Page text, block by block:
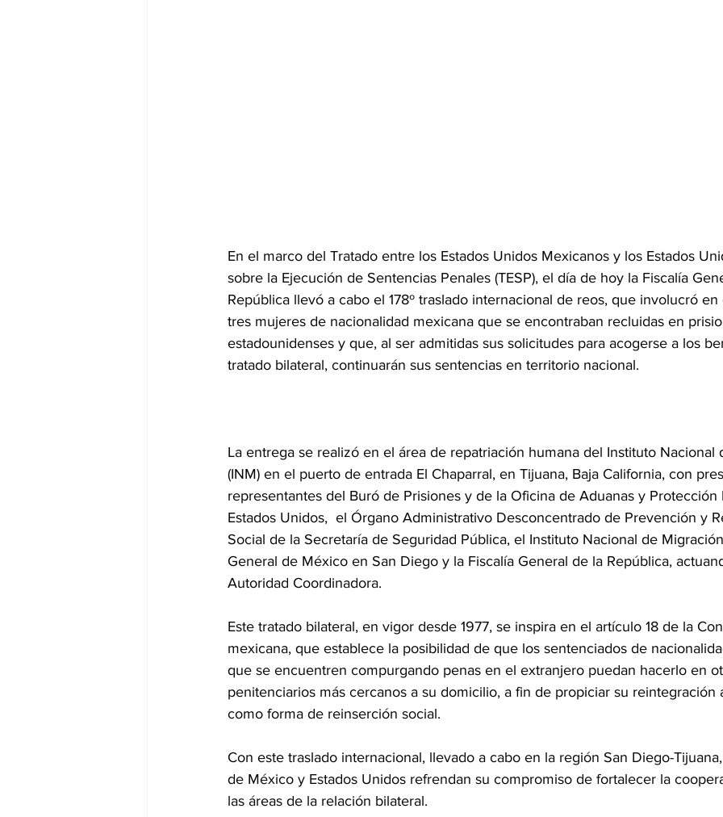
En el marco del Tratado entre los Estados Unidos Mexicanos y los Estados
sobre la Ejecución de Sentencias Penales (TESP), el día de hoy la Fiscalía
República llevó a cabo el 178º traslado internacional de reos, que involucró en
tres mujeres de nacionalidad mexicana que se encontraban recluidas en
estadounidenses y que, al ser admitidas sus solicitudes para acogerse a los
tratado bilateral, continuarán sus sentencias en territorio nacional.
La entrega se realizó en el área de repatriación humana del Instituto Nacional
(INM) en el puerto de entrada El Chaparral, en Tijuana, Baja California, con
representantes del Buró de Prisiones y de la Oficina de Aduanas y Protección
Estados Unidos,  el Órgano Administrativo Desconcentrado de Prevención y
Social de la Secretaría de Seguridad Pública, el Instituto Nacional de
General de México en San Diego y la Fiscalía General de la República,
Autoridad Coordinadora.
Este tratado bilateral, en vigor desde 1977, se inspira en el artículo 18 de la
mexicana, que establece la posibilidad de que los sentenciados de
que se encuentren compurgando penas en el extranjero puedan hacerlo en
penitenciarios más cercanos a su domicilio, a fin de propiciar su reintegración
como forma de reinserción social.
Con este traslado internacional, llevado a cabo en la región San Diego-
de México y Estados Unidos refrendan su compromiso de fortalecer la
las áreas de la relación bilateral.